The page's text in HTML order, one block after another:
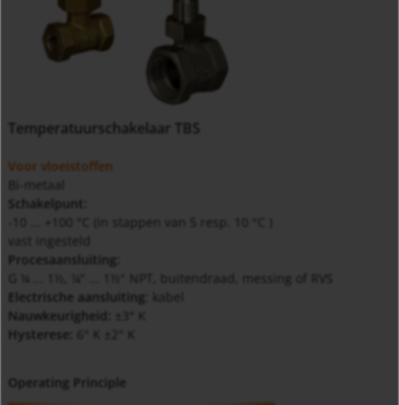
Temperatuurschakelaar TBS
Voor vloeistoffen
Schakelpunt
-10 ... +100 °C (in stappen van 5 resp. 10 °C )
vast ingesteld
Procesaansluiting
G ¼ ... 1½, ¼" ... 1½" NPT, buitendraad, messing of RVS
Electrische aansluiting
: kabel
Nauwkeurigheid
±3° K
Hysterese
6° K ±2° K
Operating Principle